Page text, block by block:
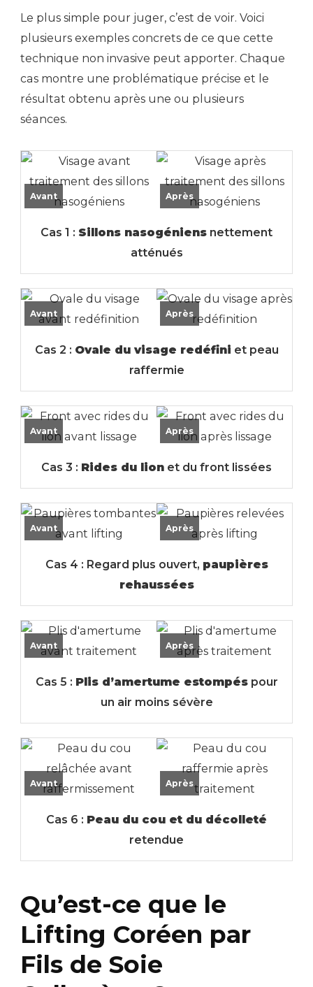
Le plus simple pour juger, c’est de voir. Voici
plusieurs exemples concrets de ce que cette
technique non invasive peut apporter. Chaque
cas montre une problématique précise et le
résultat obtenu après une ou plusieurs
séances.
Avant Après
Cas 1 : Sillons nasogéniens nettement
atténués
Avant Après
Cas 2 : Ovale du visage redéfini et peau
raffermie
Avant Après
Cas 3 : Rides du lion et du front lissées
Avant Après
Cas 4 : Regard plus ouvert, paupières
rehaussées
Avant Après
Cas 5 : Plis d’amertume estompéspour
un air moins sévère
Avant Après
Cas 6 : Peau du cou et du décolleté
retendue
Qu’est-ce que le
Lifting Coréen par
Fils de Soie